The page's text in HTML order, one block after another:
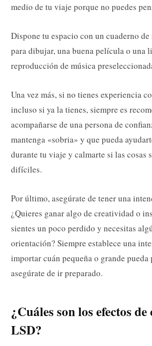
medio de tu viaje porque no puedes
Dispone tu espacio con un cuaderno de
para dibujar, una buena película o una
reproducción de música
Una vez más, si no tienes experiencia
incluso si ya la tienes, siempre es
acompañarse de una persona de
mantenga «sobria» y que pueda
durante tu viaje y calmarte si las cosas
difíciles.
Por último, asegúrate de tener una
¿Quieres ganar algo de creatividad o
sientes un poco perdido y necesitas
orientación? Siempre establece una
importar cuán pequeña o grande pueda
asegúrate de ir preparado.
¿Cuáles son los efectos
LSD?